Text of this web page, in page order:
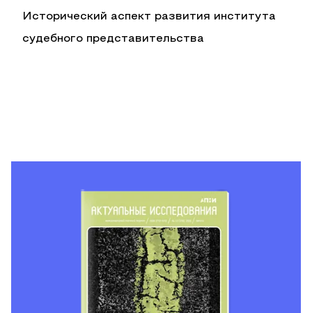
Исторический аспект развития института
судебного представительства